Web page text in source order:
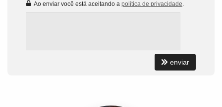
Ao enviar você está aceitando a política de privacidade.
enviar